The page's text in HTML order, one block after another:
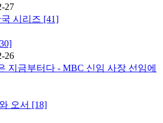
27
시리즈 [41]
26
지금부터다 - MBC 신임 사장 선임에
오서 [18]